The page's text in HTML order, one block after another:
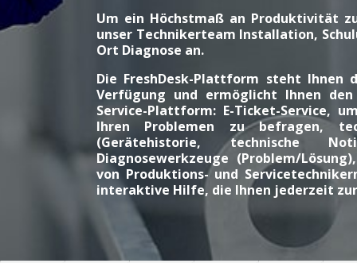
Um ein Höchstmaß an Produktivität
unser Technikerteam Installation,
Ort Diagnose an.
Die FreshDesk-Plattform steht Ihnen
Verfügung und ermöglicht Ihnen
Service-Plattform: E-Ticket-Service,
Ihren Problemen zu befragen,
(Gerätehistorie, technische
Diagnosewerkzeuge (Problem/
von Produktions- und
interaktive Hilfe, die Ihnen jederzeit